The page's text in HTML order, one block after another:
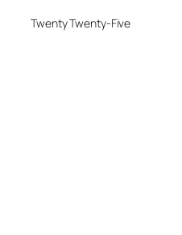
Twenty Twenty-Five